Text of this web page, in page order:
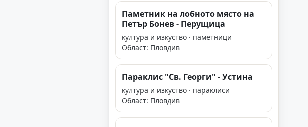
Паметник на лобното място на
Петър Бонев - Перущица
култура и изкуство · паметници
Област: Пловдив
Параклис "Св. Георги" - Устина
култура и изкуство · параклиси
Област: Пловдив